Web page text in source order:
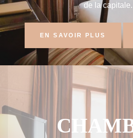
de la
EN SAVOIR PLUS